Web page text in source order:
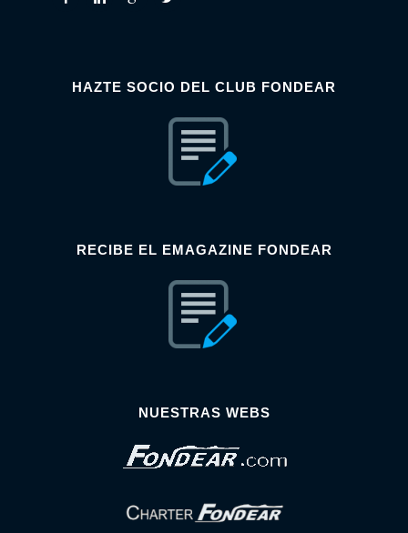
HAZTE SOCIO DEL CLUB FONDEAR
RECIBE EL EMAGAZINE FONDEAR
NUESTRAS WEBS